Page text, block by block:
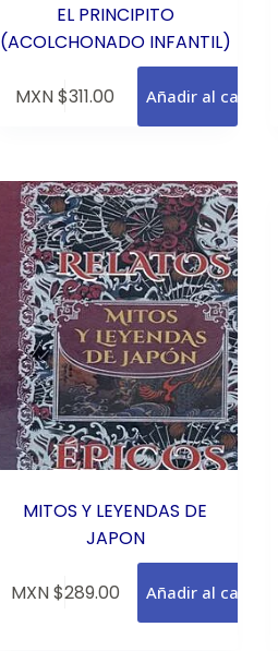
EL PRINCIPITO
(ACOLCHONADO INFANTIL)
MXN $311.00 Añadir al carrito
MITOS Y LEYENDAS DE
JAPON
MXN $289.00 Añadir al carrito